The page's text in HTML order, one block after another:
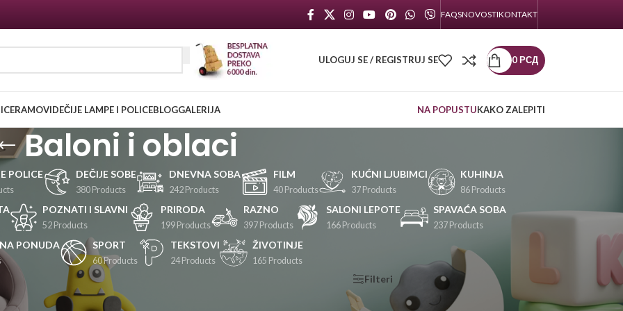
FAQSNOVOSTIKONTAKT
ULOGUJ SE / REGISTRUJ SE 0РСД
RAMOVIDEČIJE LAMPE I POLICEBLOGGALERIJA NA POPUSTUKAKO ZALEPITI
Baloni i oblaci
POLICE DEČIJE SOBE
380 Products
DNEVNA SOBA
242 Products
FILM
40 Products
KUĆNI LJUBIMCI
37 Products
KUHINJA
86 Products
POZNATI I SLAVNI
52 Products
PRIRODA
199 Products
RAZNO
397 Products
SALONI LEPOTE
166 Products
SPAVAĆA SOBA
237 Products
PONUDA SPORT
60 Products
TEKSTOVI
24 Products
ŽIVOTINJE
165 Products
Filteri
KATEGORIJE
PROIZVODA